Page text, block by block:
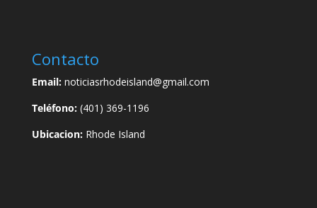
Contacto
Email:noticiasrhodeisland@gmail.com
Teléfono:(401) 369-1196
Ubicacion:Rhode Island